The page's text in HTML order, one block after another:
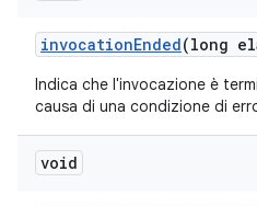
invocationEnded(long
Indica che l'invocazione è
causa di una condizione di
void